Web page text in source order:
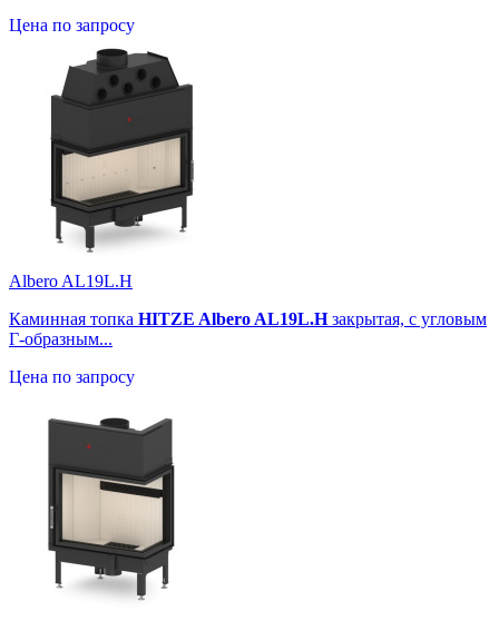
Цена по запросу
Albero AL19L.H
Каминная топка HITZE Albero AL19L.Hзакрытая, с угловым
Г-образным...
Цена по запросу